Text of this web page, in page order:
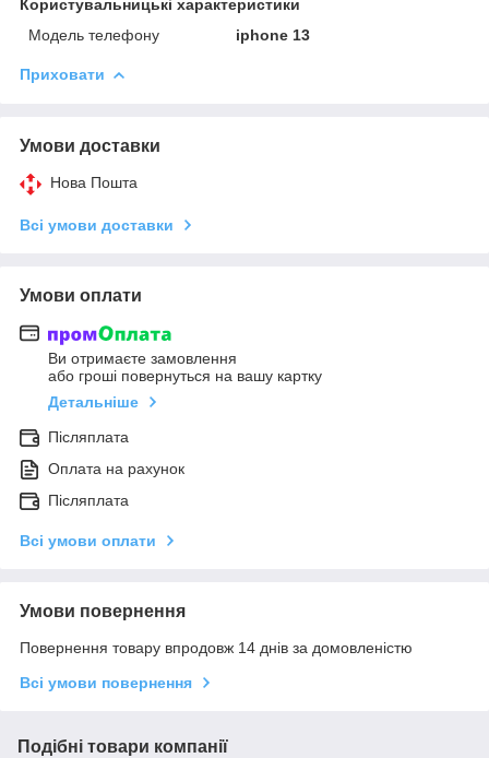
Користувальницькі характеристики
Модель телефону
iphone 13
Приховати
Умови доставки
Нова Пошта
Всі умови доставки
Умови оплати
Ви отримаєте замовлення
або гроші повернуться на вашу картку
Детальніше
Післяплата
Оплата на рахунок
Післяплата
Всі умови оплати
Умови повернення
Повернення товару впродовж 14 днів за домовленістю
Всі умови повернення
Подібні товари компанії